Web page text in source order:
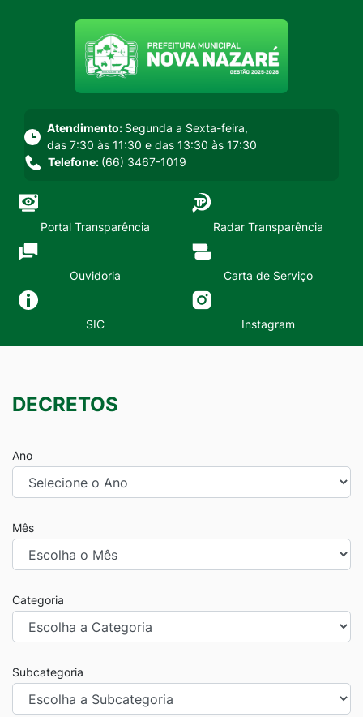
Seção do menu principal
Atendimento: Segunda a Sexta-feira,
das 7:30 às 11:30 e das 13:30 às 17:30
Telefone: (66) 3467-1019
Portal Transparência Radar Transparência
Ouvidoria Carta de Serviço
SIC Instagram
DECRETOS
Ano
Mês
Categoria
Subcategoria